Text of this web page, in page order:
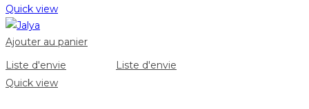
Quick view
Ajouter au panier
Liste d'envie
Liste d'envie
Quick view